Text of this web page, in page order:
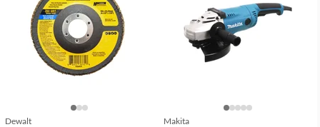
Dewalt Makita